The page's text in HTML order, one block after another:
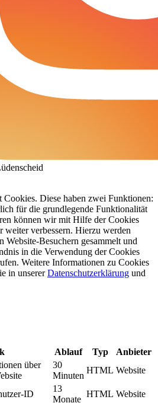
Cookies. Diese haben zwei Funktionen:
für die grundlegende Funktionalität
können wir mit Hilfe der Cookies
weiter verbessern. Hierzu werden
Website-Besuchern gesammelt und
in die Verwendung der Cookies
Weitere Informationen zu Cookies
in unsererDatenschutzerklärung und
Ablauf Typ
Anbieter
über
30
Minuten
HTML Website
ID
13
Monate
HTML Website